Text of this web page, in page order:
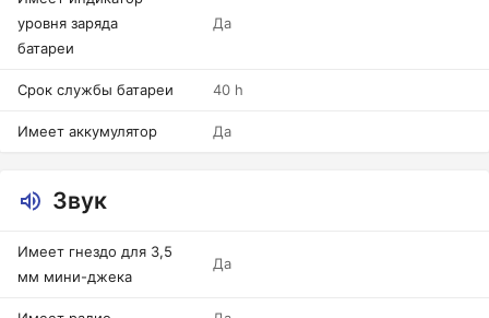
уровня заряда
батареи
Да
Срок службы батареи 40 h
Имеет аккумулятор Да
Звук
Имеет гнездо для 3,5
мм мини-джека
Да